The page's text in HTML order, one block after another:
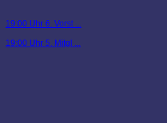
19:00 Uhr 6. Vorst ...
19:00 Uhr 5. Mitgl ...